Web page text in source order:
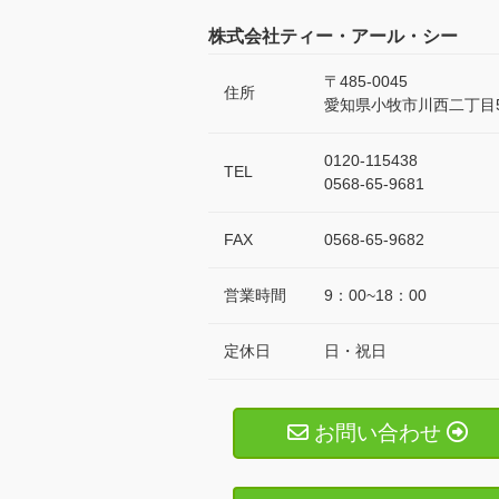
株式会社ティー・アール・シー
住所
〒485-0045
愛知県小牧市川西二丁目
TEL
0120-115438
0568-65-9681
FAX 0568-65-9682
営業時間 9：00~18：00
定休日 日・祝日
お問い合わせ